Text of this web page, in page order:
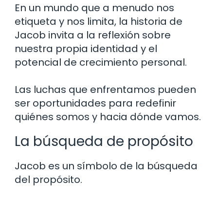
En un mundo que a menudo nos
etiqueta y nos limita, la historia de
Jacob invita a la reflexión sobre
nuestra propia identidad y el
potencial de crecimiento personal.
Las luchas que enfrentamos pueden
ser oportunidades para redefinir
quiénes somos y hacia dónde vamos.
La búsqueda de propósito
Jacob es un símbolo de la búsqueda
del propósito.